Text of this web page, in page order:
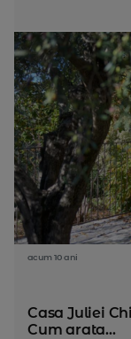
acum 10 ani
Casa Juliei
Cum arata...